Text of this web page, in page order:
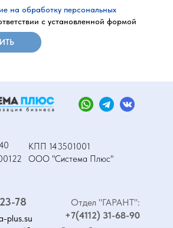
на обработку персональных
с установленной формой
78
+7(4112) 31-68-90
Отдел "ГАРАНТ":
plus.su
ООО "Система Плюс"
КПП 143501001